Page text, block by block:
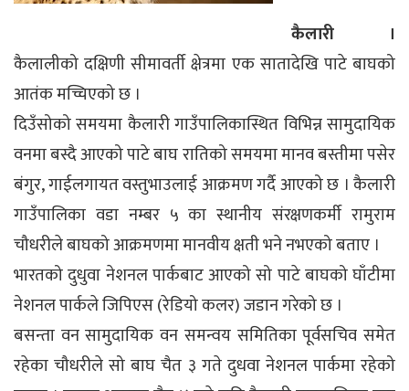
कैलारी ।
कैलालीको दक्षिणी सीमावर्ती क्षेत्रमा एक सातादेखि पाटे बाघको
आतंक मच्चिएको छ ।
दिउँसोको समयमा कैलारी गाउँपालिकास्थित विभिन्न सामुदायिक
वनमा बस्दै आएको पाटे बाघ रातिको समयमा मानव बस्तीमा पसेर
बंगुर, गाईलगायत वस्तुभाउलाई आक्रमण गर्दै आएको छ । कैलारी
गाउँपालिका वडा नम्बर ५ का स्थानीय संरक्षणकर्मी रामुराम
चौधरीले बाघको आक्रमणमा मानवीय क्षती भने नभएको बताए ।
भारतको दुधुवा नेशनल पार्कबाट आएको सो पाटे बाघको घाँटीमा
नेशनल पार्कले जिपिएस (रेडियो कलर) जडान गरेको छ ।
बसन्ता वन सामुदायिक वन समन्वय समितिका पूर्वसचिव समेत
रहेका चौधरीले सो बाघ चैत ३ गते दुधवा नेशनल पार्कमा रहेको